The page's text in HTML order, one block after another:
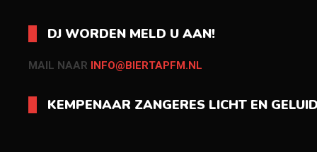
DJ WORDEN MELD U AAN!
MAIL NAAR INFO@BIERTAPFM.NL
KEMPENAAR ZANGERES LICHT EN